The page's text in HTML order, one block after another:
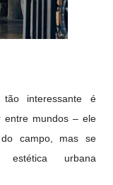
interessante é
entre mundos – ele
campo, mas se
urbana